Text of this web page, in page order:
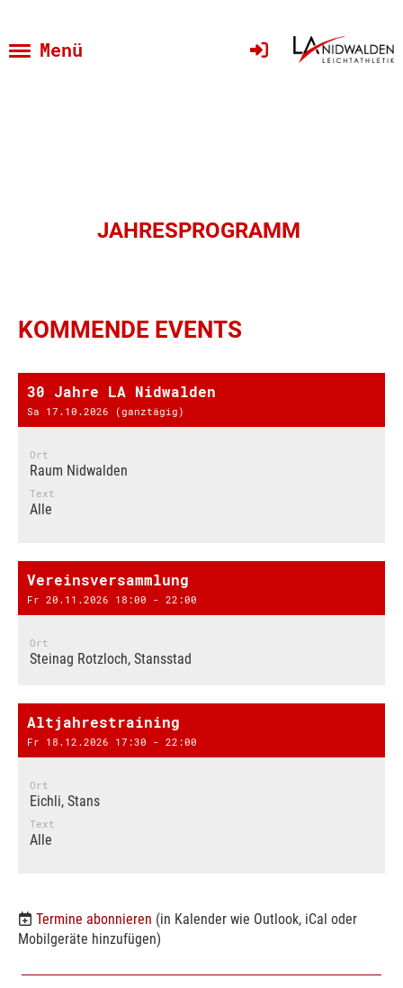
Menü
JAHRESPROGRAMM
KOMMENDE EVENTS
30 Jahre LA Nidwalden
Sa 17.10.2026 (ganztägig)
Ort
Raum Nidwalden
Text
Alle
Vereinsversammlung
Fr 20.11.2026 18:00 - 22:00
Ort
Steinag Rotzloch, Stansstad
Altjahrestraining
Fr 18.12.2026 17:30 - 22:00
Ort
Eichli, Stans
Text
Alle
Termine abonnieren (in Kalender wie Outlook, iCal oder
Mobilgeräte hinzufügen)